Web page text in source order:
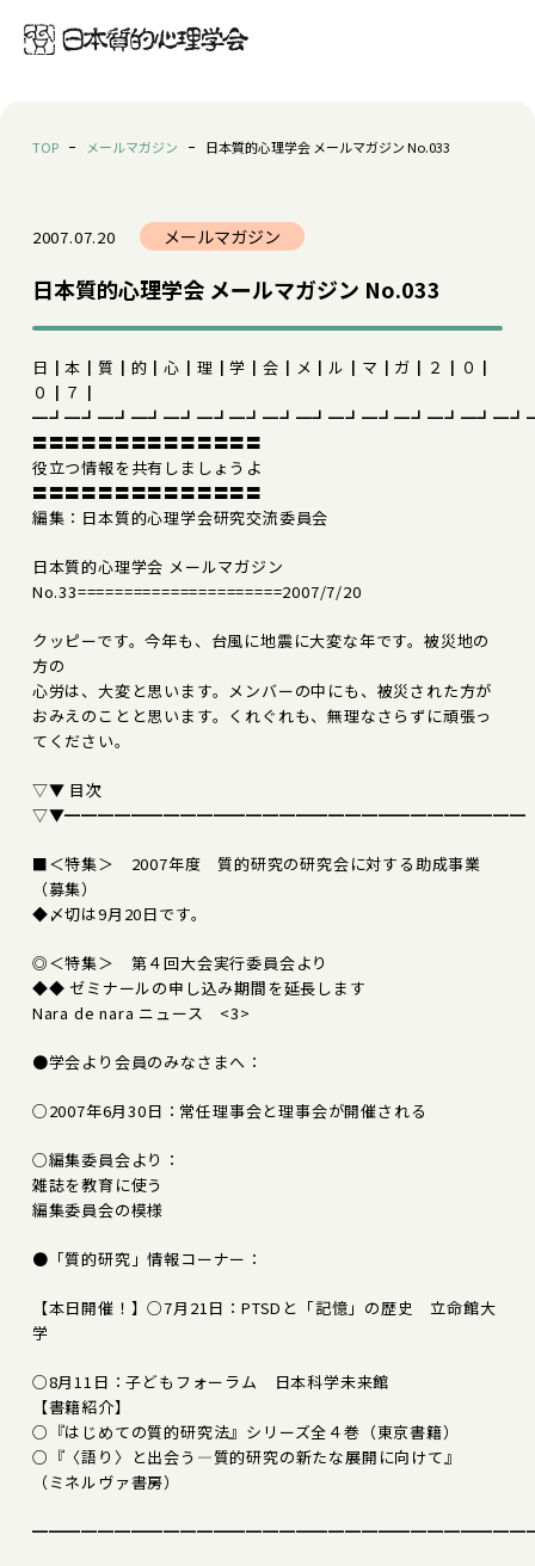
TOP メールマガジン 日本質的心理学会 メールマガジン No.033
2007.07.20 メールマガジン
日本質的心理学会 メールマガジン No.033
日┃本┃質┃的┃心┃理┃学┃会┃メ┃ル┃マ┃ガ┃２┃０┃
０┃７┃
〓〓〓〓〓〓〓〓〓〓〓〓〓〓
役立つ情報を共有しましょうよ
〓〓〓〓〓〓〓〓〓〓〓〓〓〓
編集：日本質的心理学会研究交流委員会
日本質的心理学会 メールマガジン
No.33======================2007/7/20
クッピーです。今年も、台風に地震に大変な年です。被災地の
方の
心労は、大変と思います。メンバーの中にも、被災された方が
おみえのことと思います。くれぐれも、無理なさらずに頑張っ
てください。
▽▼ 目次
▽▼━━━━━━━━━━━━━━━━━━━━━━━━━━━━
■＜特集＞ 2007年度 質的研究の研究会に対する助成事業
（募集）
◆〆切は9月20日です。
◎＜特集＞ 第４回大会実行委員会より
◆◆ ゼミナールの申し込み期間を延長します
Nara de nara ニュース <3>
●学会より会員のみなさまへ：
○2007年6月30日：常任理事会と理事会が開催される
○編集委員会より：
雑誌を教育に使う
編集委員会の模様
●「質的研究」情報コーナー：
【本日開催！】○7月21日：PTSDと「記憶」の歴史 立命館大
学
○8月11日：子どもフォーラム 日本科学未来館
【書籍紹介】
○『はじめての質的研究法』シリーズ全４巻（東京書籍）
○『〈語り〉と出会う―質的研究の新たな展開に向けて』
（ミネルヴァ書房）